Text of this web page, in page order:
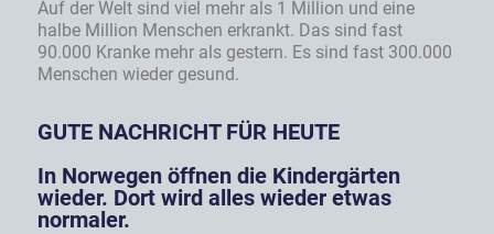
Auf der Welt sind viel mehr als 1 Million und eine
halbe Million Menschen erkrankt. Das sind fast
90.000 Kranke mehr als gestern. Es sind fast 300.000
Menschen wieder gesund.
GUTE NACHRICHT FÜR HEUTE
In Norwegen öffnen die Kindergärten
wieder. Dort wird alles wieder etwas
normaler.